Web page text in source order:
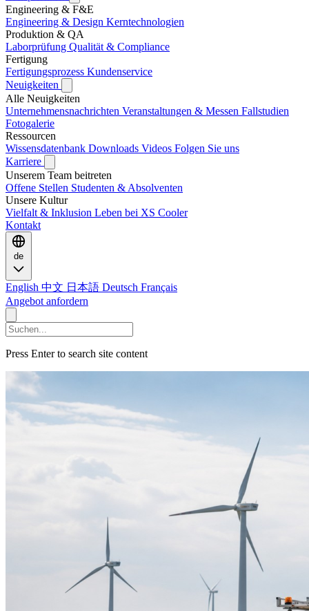
Engineering & F&E
Engineering & Design Kerntechnologien
Produktion & QA
Laborprüfung Qualität & Compliance
Fertigung
Fertigungsprozess Kundenservice
Neuigkeiten
Alle Neuigkeiten
Unternehmensnachrichten Veranstaltungen & Messen Fallstudien
Fotogalerie
Ressourcen
Wissensdatenbank Downloads Videos Folgen Sie uns
Karriere
Unserem Team beitreten
Offene Stellen Studenten & Absolventen
Unsere Kultur
Vielfalt & Inklusion Leben bei XS Cooler
Kontakt
de
English 中文 日本語 Deutsch Français
Angebot anfordern
Press Enter to search site content